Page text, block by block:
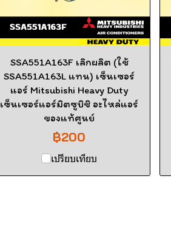
SSA551A163F เลิกผลิต (ใช้
SSA551A163L แทน) เซ็นเซอร์
แอร์ Mitsubishi Heavy Duty
เซ็นเซอร์แอร์มิตซูบิชิ อะไหล่แอร์
ของแท้ศูนย์
฿200
เปรียบเทียบ